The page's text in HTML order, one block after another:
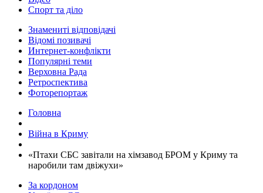
Спорт та діло
Знамениті відповідачі
Відомі позивачі
Интернет-конфлікти
Популярні теми
Верховна Рада
Ретроспектива
Фоторепортаж
Головна
Війна в Криму
​«Птахи СБС завітали на хімзавод БРОМ у Криму та
наробили там двіжухи»
За кордоном